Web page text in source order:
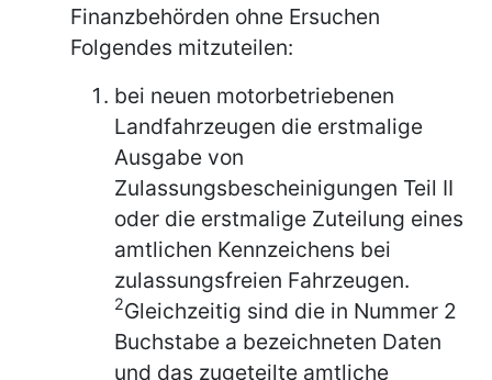
Finanzbehörden ohne Ersuchen
Folgendes mitzuteilen:
bei neuen motorbetriebenen
Landfahrzeugen die erstmalige
Ausgabe von
Zulassungsbescheinigungen Teil II
oder die erstmalige Zuteilung eines
amtlichen Kennzeichens bei
zulassungsfreien Fahrzeugen.
2Gleichzeitig sind die in Nummer 2
Buchstabe a bezeichneten Daten
und das zugeteilte amtliche